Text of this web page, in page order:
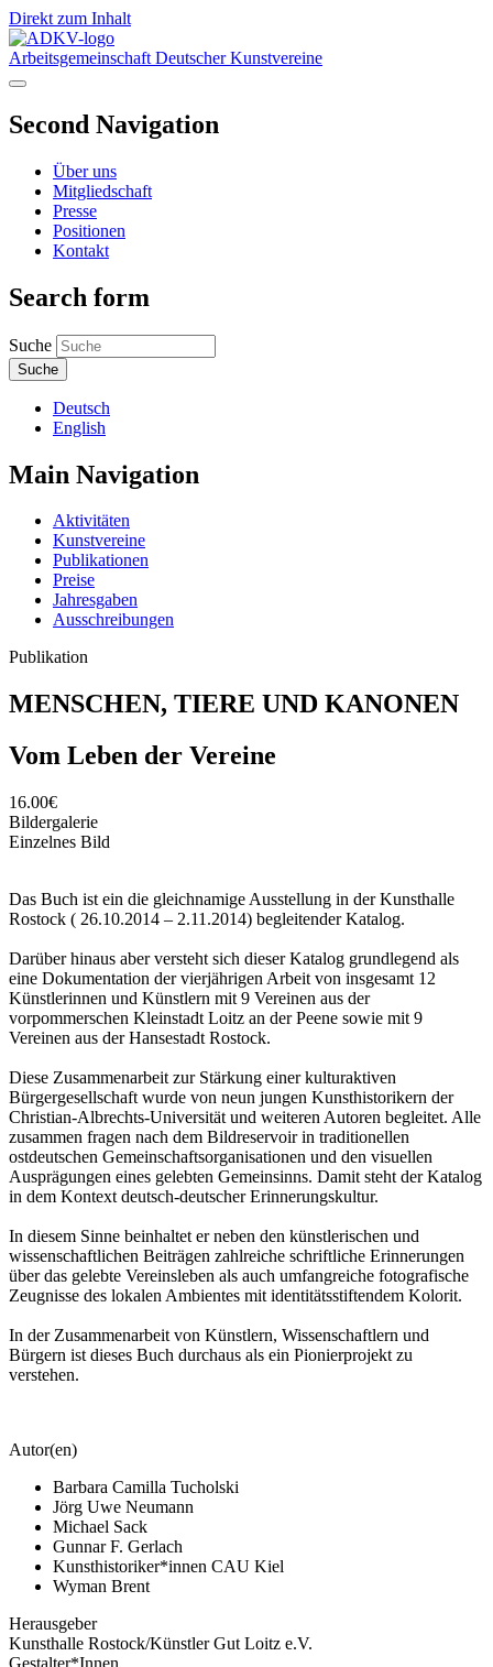
Direkt zum Inhalt
Arbeitsgemeinschaft Deutscher Kunstvereine
Second Navigation
Über uns
Mitgliedschaft
Presse
Positionen
Kontakt
Search form
Suche
Deutsch
English
Main Navigation
Aktivitäten
Kunstvereine
Publikationen
Preise
Jahresgaben
Ausschreibungen
Publikation
MENSCHEN, TIERE UND KANONEN
Vom Leben der Vereine
16.00€
Bildergalerie
Einzelnes Bild
Das Buch ist ein die gleichnamige Ausstellung in der Kunsthalle
Rostock ( 26.10.2014 – 2.11.2014) begleitender Katalog.
Darüber hinaus aber versteht sich dieser Katalog grundlegend als
eine Dokumentation der vierjährigen Arbeit von insgesamt 12
Künstlerinnen und Künstlern mit 9 Vereinen aus der
vorpommerschen Kleinstadt Loitz an der Peene sowie mit 9
Vereinen aus der Hansestadt Rostock.
Diese Zusammenarbeit zur Stärkung einer kulturaktiven
Bürgergesellschaft wurde von neun jungen Kunsthistorikern der
Christian-Albrechts-Universität und weiteren Autoren begleitet. Alle
zusammen fragen nach dem Bildreservoir in traditionellen
ostdeutschen Gemeinschaftsorganisationen und den visuellen
Ausprägungen eines gelebten Gemeinsinns. Damit steht der Katalog
in dem Kontext deutsch-deutscher Erinnerungskultur.
In diesem Sinne beinhaltet er neben den künstlerischen und
wissenschaftlichen Beiträgen zahlreiche schriftliche Erinnerungen
über das gelebte Vereinsleben als auch umfangreiche fotografische
Zeugnisse des lokalen Ambientes mit identitätsstiftendem Kolorit.
In der Zusammenarbeit von Künstlern, Wissenschaftlern und
Bürgern ist dieses Buch durchaus als ein Pionierprojekt zu
verstehen.
Autor(en)
Barbara Camilla Tucholski
Jörg Uwe Neumann
Michael Sack
Gunnar F. Gerlach
Kunsthistoriker*innen CAU Kiel
Wyman Brent
Herausgeber
Kunsthalle Rostock/Künstler Gut Loitz e.V.